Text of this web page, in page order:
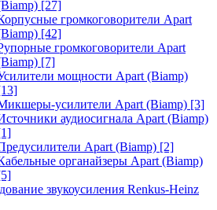
[27]
громкоговорители Apart
[42]
громкоговорители Apart
[7]
мощности Apart (Biamp)
усилители Apart (Biamp) [3]
аудиосигнала Apart (Biamp)
Apart (Biamp) [2]
органайзеры Apart (Biamp)
звукоусиления Renkus-Heinz